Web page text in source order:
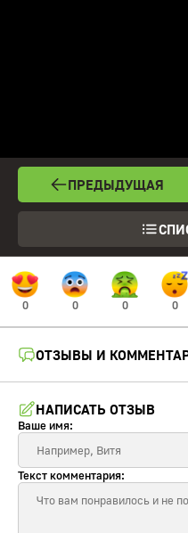
ПРЕДЫДУЩАЯ
0 0 0 0
ОТЗЫВЫ И
НАПИСАТЬ ОТЗЫВ
Ваше имя:
Текст комментария: